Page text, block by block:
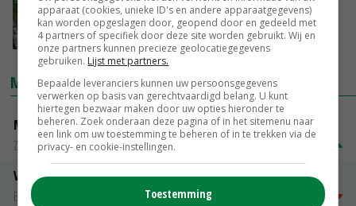
‘We meten wel, maar handelen te weinig’
25-06-2026
MARKTPRIJZEN
Magere melkpoeder
Zuivel NL
Vleeskuikens 2001-2600 gr
Barneveld
apparaat (cookies, unieke ID's en andere apparaatgegevens)
kan worden opgeslagen door, geopend door en gedeeld met
4 partners of specifiek door deze site worden gebruikt. Wij en
onze partners kunnen precieze geolocatiegegevens
gebruiken. Lijst met partners.
Bepaalde leveranciers kunnen uw persoonsgegevens
verwerken op basis van gerechtvaardigd belang. U kunt
hiertegen bezwaar maken door uw opties hieronder te
beheren. Zoek onderaan deze pagina of in het sitemenu naar
een link om uw toestemming te beheren of in te trekken via de
privacy- en cookie-instellingen.
Toestemming